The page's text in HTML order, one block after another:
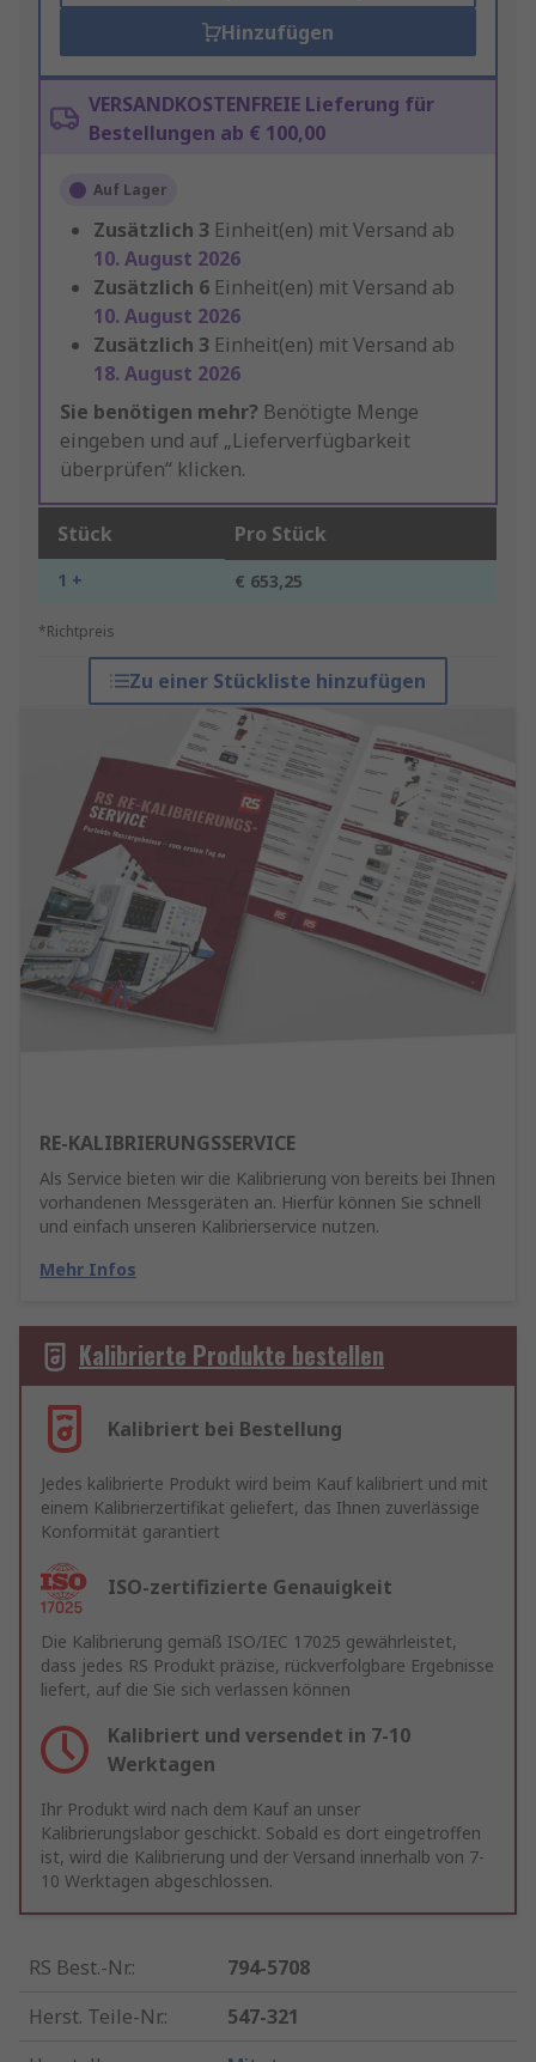
Hinzufügen
VERSANDKOSTENFREIE Lieferung für
Bestellungen ab € 100,00
Auf Lager
Zusätzlich 3 Einheit(en) mit Versand ab
10. August 2026
Zusätzlich 6 Einheit(en) mit Versand ab
10. August 2026
Zusätzlich 3 Einheit(en) mit Versand ab
18. August 2026
Sie benötigen mehr? Benötigte Menge
eingeben und auf „Lieferverfügbarkeit
überprüfen“ klicken.
Stück Pro Stück
1 + € 653,25
*Richtpreis
Zu einer Stückliste hinzufügen
RE-KALIBRIERUNGSSERVICE
Als Service bieten wir die Kalibrierung von bereits bei Ihnen
vorhandenen Messgeräten an. Hierfür können Sie schnell
und einfach unseren Kalibrierservice nutzen.
Mehr Infos
Kalibrierte Produkte bestellen
Kalibriert bei Bestellung
Jedes kalibrierte Produkt wird beim Kauf kalibriert und mit
einem Kalibrierzertifikat geliefert, das Ihnen zuverlässige
Konformität garantiert
ISO-zertifizierte Genauigkeit
Die Kalibrierung gemäß ISO/IEC 17025 gewährleistet,
dass jedes RS Produkt präzise, rückverfolgbare Ergebnisse
liefert, auf die Sie sich verlassen können
Kalibriert und versendet in 7-10
Werktagen
Ihr Produkt wird nach dem Kauf an unser
Kalibrierungslabor geschickt. Sobald es dort eingetroffen
ist, wird die Kalibrierung und der Versand innerhalb von 7-
10 Werktagen abgeschlossen.
RS Best.-Nr.:
794-5708
Herst. Teile-Nr.:
547-321